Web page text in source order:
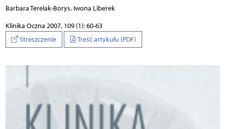
Barbara Terelak-Borys, Iwona Liberek
Klinika Oczna 2007, 109 (1): 60-63
Streszczenie
Treść artykułu (PDF)